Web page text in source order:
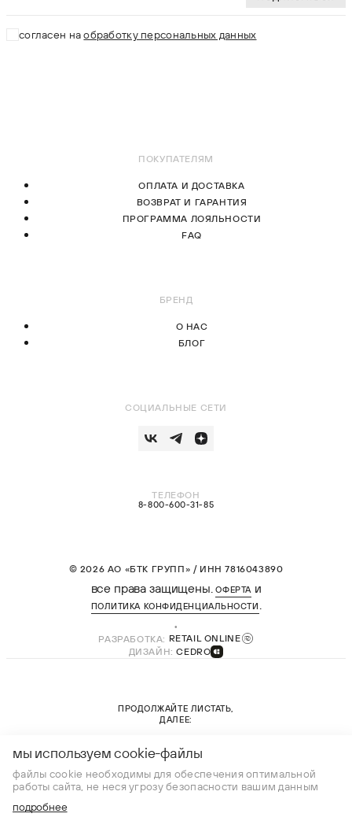
согласен наобработку персональных данных
СОЦИАЛЬНЫЕ СЕТИ
ТЕЛЕФОН
8-800-600-31-85
ПОКУПАТЕЛЯМ
ОПЛАТА И ДОСТАВКА
ВОЗВРАТ И ГАРАНТИЯ
ПРОГРАММА ЛОЯЛЬНОСТИ
FAQ
БРЕНД
О НАС
БЛОГ
© 2026 АО «БТК ГРУПП» / ИНН 7816043890
все права защищены.ОФЕРТА и
ПОЛИТИКА КОНФИДЕНЦИАЛЬНОСТИ
РАЗРАБОТКА: RETAIL ONLINE
ДИЗАЙН:CEDRO
ПРОДОЛЖАЙТЕ ЛИСТАТЬ,
ДАЛЕЕ:
новая коллекция
мы используем cookie-файлы
файлы cookie необходимы для обеспечения оптимальной
работы сайта, не неся угрозу безопасности вашим данным
подробнее